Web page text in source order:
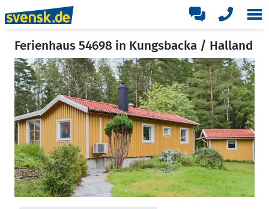
Ferienhaus 54698 in Kungsbacka / Halland